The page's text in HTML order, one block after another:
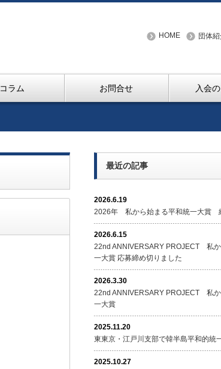
HOME 団体
コラム お問合せ 入会
最近の記事
2026.6.19
2026年 私から始まる平和統一大賞
2026.6.15
22nd ANNIVERSARY PROJECT 私
一大賞 応募締め切りました
2026.3.30
22nd ANNIVERSARY PROJECT 私
一大賞
2025.11.20
東東京・江戸川支部で韓半島平和的統
2025.10.27